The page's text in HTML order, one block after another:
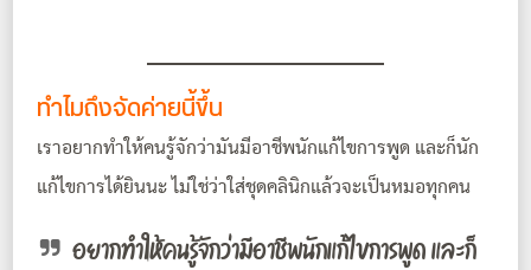
ทำไมถึงจัดค่ายนี้ขึ้น
เราอยากทำให้คนรู้จักว่ามันมีอาชีพนักแก้ไขการพูด และก็นัก
แก้ไขการได้ยินนะ ไม่ใช่ว่าใส่ชุดคลินิกแล้วจะเป็นหมอทุกคน
อยากทำให้คนรู้จักว่ามีอาชีพนักแก้ไขการพูด และก็